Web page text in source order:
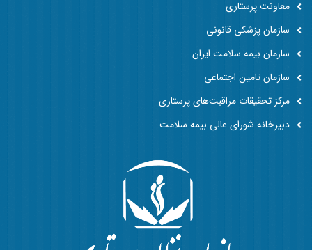
معاونت پرستاری
سازمان پزشکی قانونی
سازمان بیمه سلامت ایران
سازمان تامین اجتماعی
مرکز تحقیقات مراقبت‌های پرستاری
دبیرخانه شورای عالی بیمه سلامت